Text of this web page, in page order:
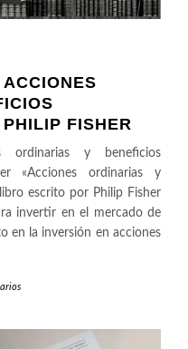
FISHER
ordinarias y beneficios
«Acciones ordinarias y
escrito por Philip Fisher
invertir en el mercado de
en la inversión en acciones